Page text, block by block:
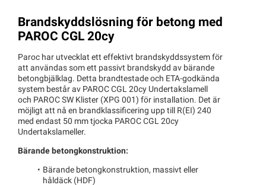
Brandskyddslösning för betong med
PAROC CGL 20cy
Paroc har utvecklat ett effektivt brandskyddssystem för
att användas som ett passivt brandskydd av bärande
betongbjälklag. Detta brandtestade och ETA-godkända
system består av PAROC CGL 20cy Undertakslamell
och PAROC SW Klister (XPG 001) för installation. Det är
möjligt att nå en brandklassificering upp till R(EI) 240
med endast 50 mm tjocka PAROC CGL 20cy
Undertakslameller.
Bärande betongkonstruktion:
Bärande betongkonstruktion, massivt eller
håldäck (HDF)